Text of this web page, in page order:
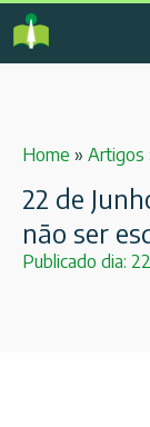
Home » Artigos
22 de
não ser
Publicado dia: